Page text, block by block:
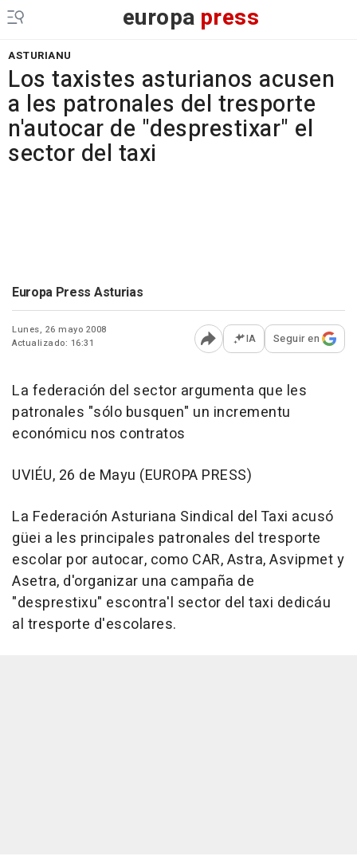
europa press
ASTURIANU
Los taxistes asturianos acusen
a les patronales del tresporte
n'autocar de "desprestixar" el
sector del taxi
Europa Press Asturias
Lunes, 26 mayo 2008
Actualizado: 16:31
Abrir opciones para
IA Seguir en
La federación del sector argumenta que les
patronales "sólo busquen" un incrementu
económicu nos contratos
UVIÉU, 26 de Mayu (EUROPA PRESS)
La Federación Asturiana Sindical del Taxi acusó
güei a les principales patronales del tresporte
escolar por autocar, como CAR, Astra, Asvipmet y
Asetra, d'organizar una campaña de
"desprestixu" escontra'l sector del taxi dedicáu
al tresporte d'escolares.